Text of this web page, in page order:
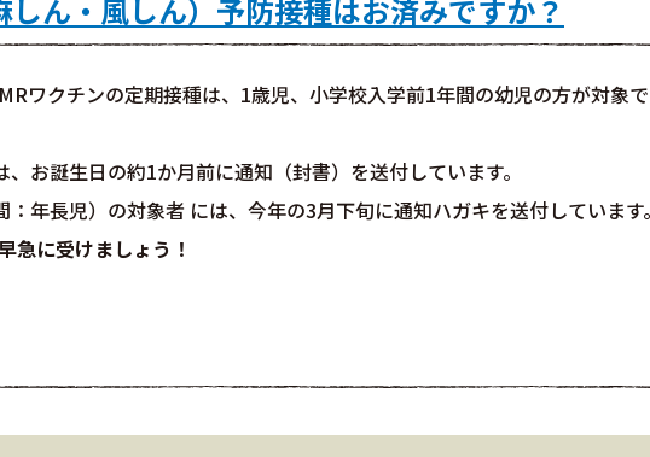
ん・風しん）予防接種はお済みですか？
ワクチンの定期接種は、1歳児、小学校入学前1年間の幼児の方が対象で
お誕生日の約1か月前に通知（封書）を送付しています。
：年長児）の対象者 には、今年の3月下旬に通知ハガキを送付しています
急に受けましょう！